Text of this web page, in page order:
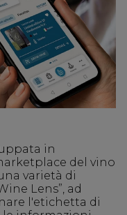
in
del vino
varietà di
Lens”, ad
l'etichetta di